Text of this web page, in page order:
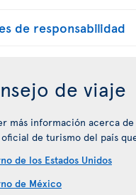
de responsabilidad
de viaje
más información acerca
oficial de turismo del país
de los Estados Unidos
de México